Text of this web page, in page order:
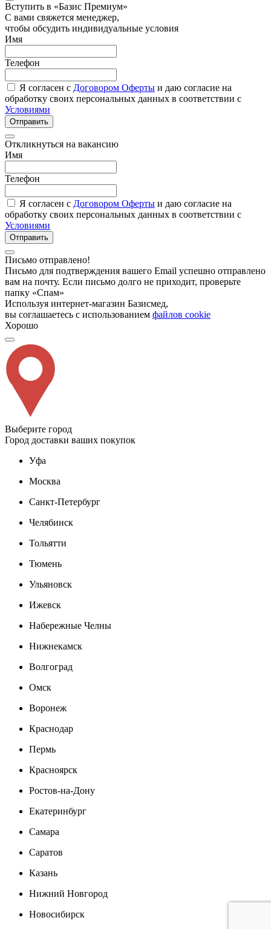
Вступить в «Базис Премиум»
С вами свяжется менеджер,
чтобы обсудить индивидуальные условия
Имя
Телефон
Я согласен с Договором Оферты и даю согласие на
обработку своих персональных данных в соответствии с
Условиями
Отправить
Откликнуться на вакансию
Имя
Телефон
Я согласен с Договором Оферты и даю согласие на
обработку своих персональных данных в соответствии с
Условиями
Отправить
Письмо отправлено!
Письмо для подтверждения вашего Email успешно отправлено
вам на почту. Если письмо долго не приходит, проверьте
папку «Спам»
Используя интернет-магазин Базисмед,
вы соглашаетесь с использованием файлов cookie
Хорошо
Выберите город
Город доставки ваших покупок
Уфа
Москва
Санкт-Петербург
Челябинск
Тольятти
Тюмень
Ульяновск
Ижевск
Набережные Челны
Нижнекамск
Волгоград
Омск
Воронеж
Краснодар
Пермь
Красноярск
Ростов-на-Дону
Екатеринбург
Самара
Саратов
Казань
Нижний Новгород
Новосибирск